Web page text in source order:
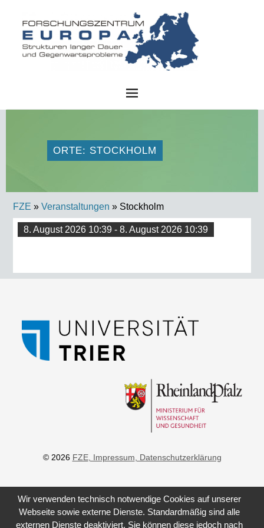
ORTE: STOCKHOLM
FZE » Veranstaltungen » Stockholm
8. August 2026 10:39 - 8. August 2026 10:39
© 2026 FZE, Impressum, Datenschutzerklärung
Wir verwenden technisch notwendige Cookies auf unserer
Webseite sowie externe Dienste. Standardmäßig sind alle
externen Dienste deaktiviert. Sie können diese jedoch nach